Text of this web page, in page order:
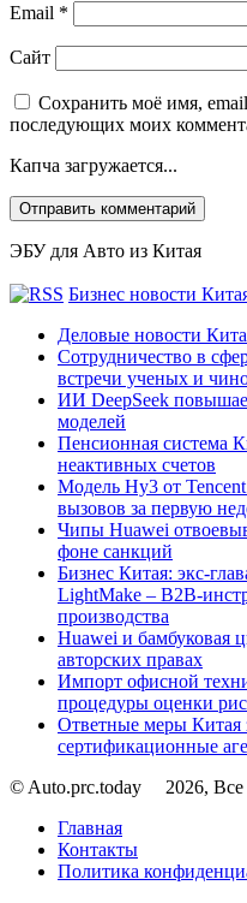
Email *
Сайт
Сохранить моё имя, email
последующих моих
Капча загружается...
ЭБУ для Авто из Китая
Бизнес новости
Деловые новости
Сотрудничество в
встречи ученых и
ИИ DeepSeek
моделей
Пенсионная система
неактивных счетов
Модель Hy3 от
вызовов за первую
Чипы Huawei
фоне санкций
Бизнес Китая: экс-
LightMake – B2B-
производства
Huawei и бамбуковая
авторских правах
Импорт офисной
процедуры оценки
Ответные меры Китая
сертификационные
© Auto.prc.today
2026,
Главная
Контакты
Политика